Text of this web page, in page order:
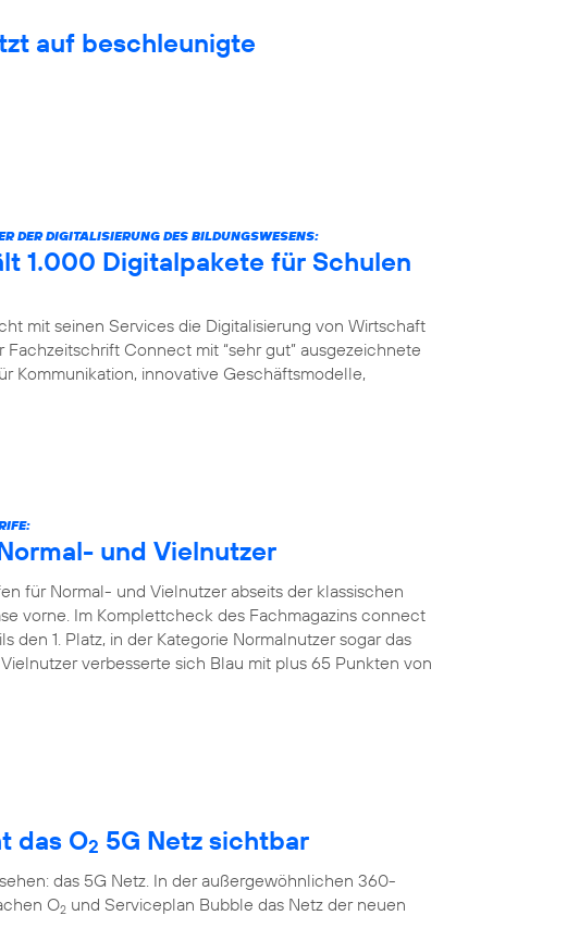
auf beschleunigte
DER DIGITALISIERUNG DES BILDUNGSWESENS:
1.000 Digitalpakete für Schulen
mit seinen Services die Digitalisierung von Wirtschaft
Connect mit “sehr gut” ausgezeichnete
Kommunikation, innovative Geschäftsmodelle,
und Vielnutzer
für Normal- und Vielnutzer abseits der klassischen
vorne. Im Komplettcheck des Fachmagazins connect
den 1. Platz, in der Kategorie Normalnutzer sogar das
verbesserte sich Blau mit plus 65 Punkten von
das O2 5G Netz sichtbar
das 5G Netz. In der außergewöhnlichen 360-
O2 und Serviceplan Bubble das Netz der neuen